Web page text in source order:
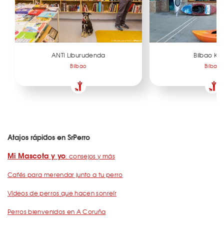
ANTI Liburudenda
Bilbao
Bilbao
Bilbao
Atajos rápidos en SrPerro
Mi Mascota y yo: consejos y más
Cafés para merendar junto a tu perro
Vídeos de perros que hacen sonreír
Perros bienvenidos en A Coruña